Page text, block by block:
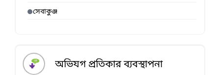
সেবাকুঞ্জ
অভিযগ প্রতিকার ব্যবস্থাপনা